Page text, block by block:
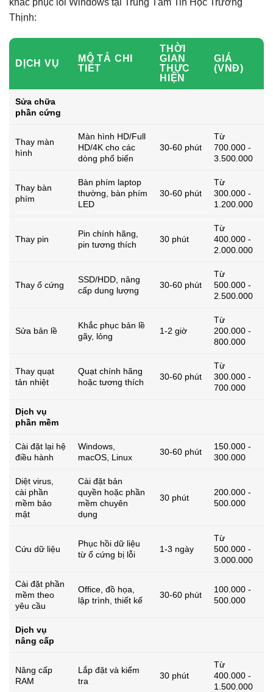
Thịnh:
DỊCH VỤ
MÔ TẢ CHI
TIẾT
THỜI
GIAN
THỰC
HIỆN
GIÁ
(VNĐ)
Sửa chữa
phần cứng
Thay màn
hình
Màn hình HD/Full
HD/4K cho các
dòng phổ biến
30-60 phút
Từ
700.000 -
3.500.000
Thay bàn
phím
Bàn phím laptop
thường, bàn phím
LED
30-60 phút
Từ
300.000 -
1.200.000
Thay pin
Pin chính hãng,
pin tương thích
30 phút
Từ
400.000 -
2.000.000
Thay ổ cứng
SSD/HDD, nâng
cấp dung lượng
30-60 phút
Từ
500.000 -
2.500.000
Sửa bản lề
Khắc phục bản lề
gãy, lỏng
1-2 giờ
Từ
200.000 -
800.000
Thay quạt
tản nhiệt
Quạt chính hãng
hoặc tương thích
30-60 phút
Từ
300.000 -
700.000
Dịch vụ
phần mềm
Cài đặt lại hệ
điều hành
Windows,
macOS, Linux
30-60 phút
150.000 -
300.000
Diệt virus,
cài phần
mềm bảo
mật
Cài đặt bản
quyền hoặc phần
mềm chuyên
dụng
30 phút
200.000 -
500.000
Cứu dữ liệu
Phục hồi dữ liệu
từ ổ cứng bị lỗi
1-3 ngày
Từ
500.000 -
3.000.000
Cài đặt phần
mềm theo
yêu cầu
Office, đồ họa,
lập trình, thiết kế
30-60 phút
100.000 -
500.000
Dịch vụ
nâng cấp
Nâng cấp
RAM
Lắp đặt và kiểm
tra
30 phút
Từ
400.000 -
1.500.000